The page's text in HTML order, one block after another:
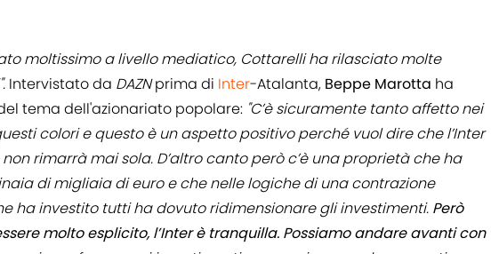
moltissimo a livello mediatico, Cottarelli ha rilasciato molte
Intervistato da DAZNprima di Inter-Atalanta, Beppe Marotta ha
tema dell'azionariato popolare: "C’è sicuramente tanto affetto nei
colori e questo è un aspetto positivo perché vuol dire che l’Inter
rimarrà mai sola. D’altro canto però c’è una proprietà che ha
di migliaia di euro e che nelle logiche di una contrazione
ha investito tutti ha dovuto ridimensionare gli investimenti. Però
molto esplicito, l’Inter è tranquilla. Possiamo andare avanti con